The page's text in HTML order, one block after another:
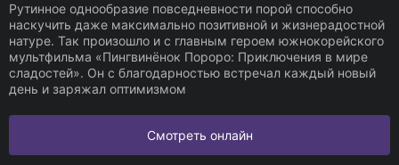
Рутинное однообразие повседневности порой способно
наскучить даже максимально позитивной и жизнерадостной
натуре. Так произошло и с главным героем южнокорейского
мультфильма «Пингвинёнок Пороро: Приключения в мире
сладостей». Он с благодарностью встречал каждый новый
день и заряжал оптимизмом
Смотреть онлайн